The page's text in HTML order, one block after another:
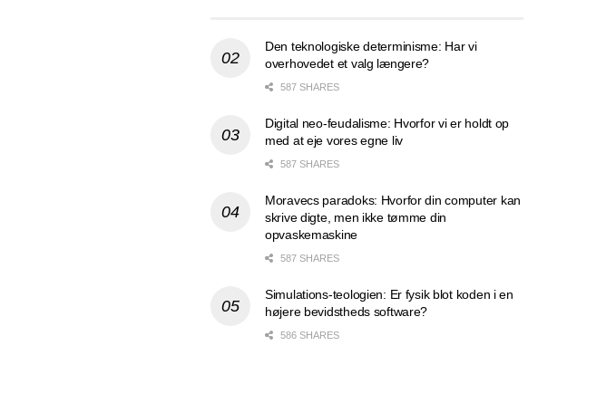
Den teknologiske determinisme: Har vi
overhovedet et valg længere?
587 SHARES
Digital neo-feudalisme: Hvorfor vi er holdt op
med at eje vores egne liv
587 SHARES
Moravecs paradoks: Hvorfor din computer kan
skrive digte, men ikke tømme din
opvaskemaskine
587 SHARES
Simulations-teologien: Er fysik blot koden i en
højere bevidstheds software?
586 SHARES